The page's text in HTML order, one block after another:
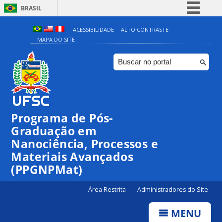
BRASIL
Simplifique!
Comunica BR
Participe
ACESSIBILIDADE
ALTO CONTRASTE
MAPA DO SITE
Programa de Pós-
Graduação em
Nanociência, Processos e
Materiais Avançados
(PPGNPMat)
Área Restrita Administradores do Site
MENU
01:00